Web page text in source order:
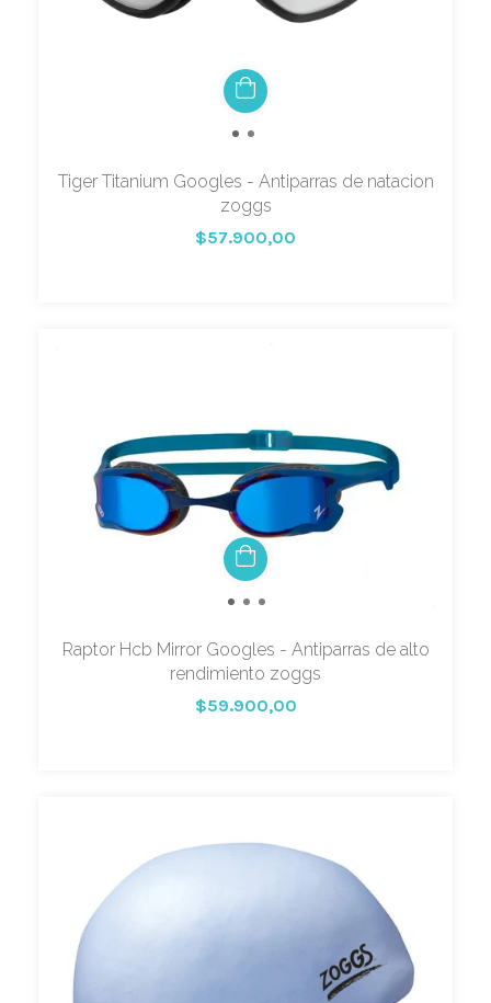
Tiger Titanium Googles - Antiparras de natacion
zoggs
$57.900,00
Raptor Hcb Mirror Googles - Antiparras de alto
rendimiento zoggs
$59.900,00